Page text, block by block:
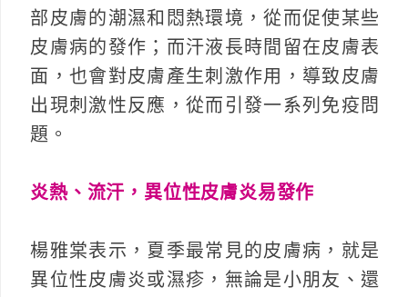
部皮膚的潮濕和悶熱環境，從而促使某些
皮膚病的發作；而汗液長時間留在皮膚表
面，也會對皮膚產生刺激作用，導致皮膚
出現刺激性反應，從而引發一系列免疫問
題。
炎熱、流汗，異位性皮膚炎易發作
楊雅棠表示，夏季最常見的皮膚病，就是
異位性皮膚炎或濕疹，無論是小朋友、還